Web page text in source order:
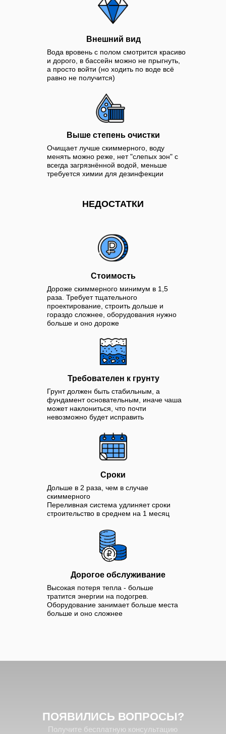
Внешний вид
Вода вровень с полом смотрится красиво
и дорого, в бассейн можно не прыгнуть,
а просто войти (но ходить по воде всё
равно не получится)
Выше степень очистки
Очищает лучше скиммерного, воду
менять можно реже, нет "слепых зон" с
всегда загрязнённой водой, меньше
требуется химии для дезинфекции
НЕДОСТАТКИ
Стоимость
Дороже скиммерного минимум в 1,5
раза. Требует тщательного
проектирование, строить дольше и
гораздо сложнее, оборудования нужно
больше и оно дороже
Сроки
Дольше в 2 раза, чем в случае
скиммерного
Переливная система удлиняет сроки
строительство в среднем на 1 месяц
Требователен к грунту
Грунт должен быть стабильным, а
фундамент основательным, иначе чаша
может наклониться, что почти
невозможно будет исправить
Дорогое обслуживание
Высокая потеря тепла - больше
тратится энергии на подогрев.
Оборудование занимает больше места
больше и оно сложнее
ПОЯВИЛИСЬ ВОПРОСЫ?
Получите бесплатную консультацию